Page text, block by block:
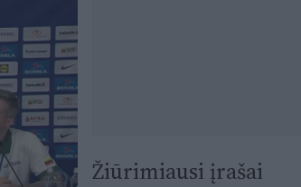
Žiūrimiausi įrašai